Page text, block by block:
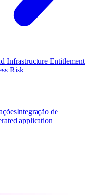
Infrastructure Entitlement
Risk
Integração de
application